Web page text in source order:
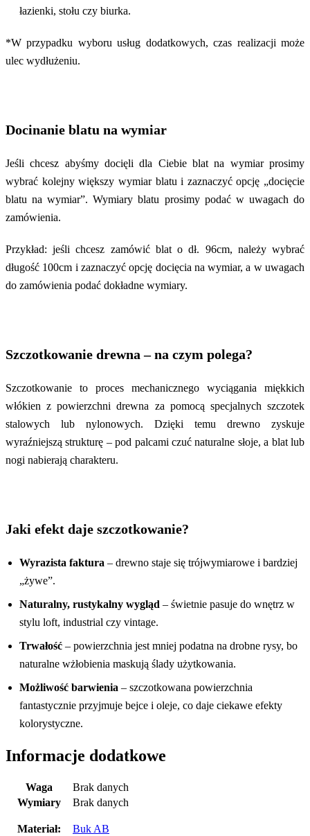
łazienki, stołu czy biurka.
*W przypadku wyboru usług dodatkowych, czas realizacji może
ulec wydłużeniu.
Docinanie blatu na wymiar
Jeśli chcesz abyśmy docięli dla Ciebie blat na wymiar prosimy
wybrać kolejny większy wymiar blatu i zaznaczyć opcję „docięcie
blatu na wymiar”. Wymiary blatu prosimy podać w uwagach do
zamówienia.
Przykład: jeśli chcesz zamówić blat o dł. 96cm, należy wybrać
długość 100cm i zaznaczyć opcję docięcia na wymiar, a w uwagach
do zamówienia podać dokładne wymiary.
Szczotkowanie drewna – na czym polega?
Szczotkowanie to proces mechanicznego wyciągania miękkich
włókien z powierzchni drewna za pomocą specjalnych szczotek
stalowych lub nylonowych. Dzięki temu drewno zyskuje
wyraźniejszą strukturę – pod palcami czuć naturalne słoje, a blat lub
nogi nabierają charakteru.
Jaki efekt daje szczotkowanie?
Wyrazista faktura – drewno staje się trójwymiarowe i bardziej
„żywe”.
Naturalny, rustykalny wygląd – świetnie pasuje do wnętrz w
stylu loft, industrial czy vintage.
Trwałość – powierzchnia jest mniej podatna na drobne rysy, bo
naturalne wżłobienia maskują ślady użytkowania.
Możliwość barwienia – szczotkowana powierzchnia
fantastycznie przyjmuje bejce i oleje, co daje ciekawe efekty
kolorystyczne.
Informacje dodatkowe
Waga
Brak danych
Wymiary
Brak danych
Materiał: Buk AB